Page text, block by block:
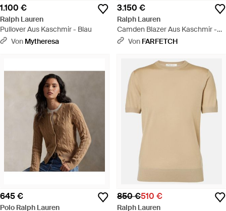
1.100 €
Ralph Lauren
Pullover Aus Kaschmir - Blau
Von Mytheresa
3.150 €
Ralph Lauren
Camden Blazer Aus Kaschmir -
Natur
Von FARFETCH
645 €
Polo Ralph Lauren
850 €510 €
Ralph Lauren